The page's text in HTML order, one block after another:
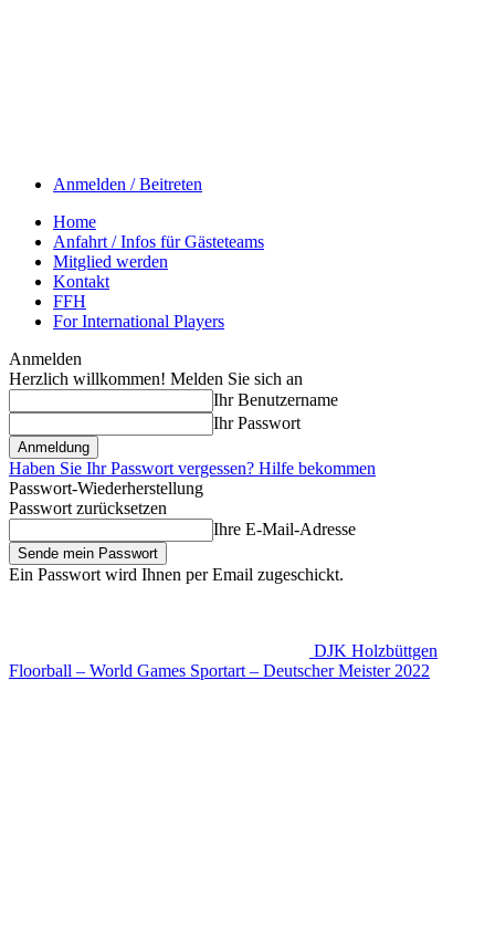
Anmelden / Beitreten
Home
Anfahrt / Infos für Gästeteams
Mitglied werden
Kontakt
FFH
For International Players
Anmelden
Herzlich willkommen! Melden Sie sich an
Ihr Benutzername
Ihr Passwort
Haben Sie Ihr Passwort vergessen? Hilfe bekommen
Passwort-Wiederherstellung
Passwort zurücksetzen
Ihre E-Mail-Adresse
Ein Passwort wird Ihnen per Email zugeschickt.
DJK Holzbüttgen
Floorball – World Games Sportart – Deutscher Meister 2022